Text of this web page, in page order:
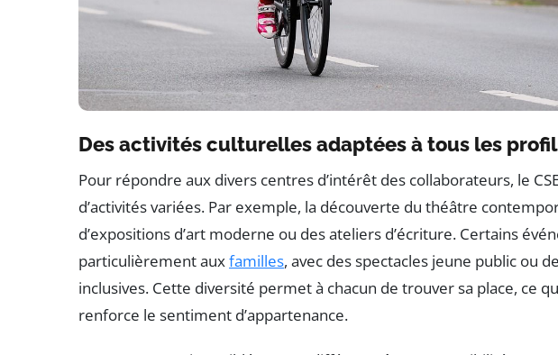
Des activités culturelles adaptées à tous les
Pour répondre aux divers centres d’intérêt des collaborateurs, le
d’activités variées. Par exemple, la découverte du théâtre
d’expositions d’art moderne ou des ateliers d’écriture. Certains
particulièrement auxfamilles, avec des spectacles jeune public ou
inclusives. Cette diversité permet à chacun de trouver sa place, ce
renforce le sentiment d’appartenance.